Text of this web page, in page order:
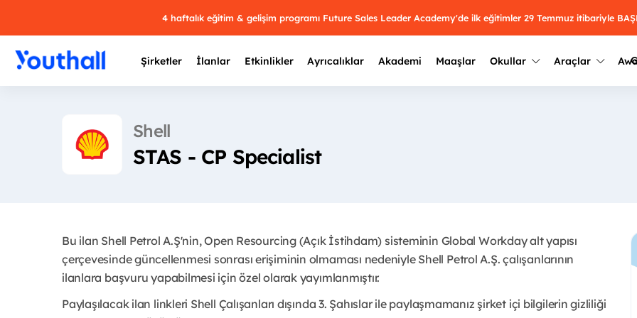
4 haftalık eğitim & gelişim programı Future Sales Leader Academy'de ilk eğitimler 29 Temmuz itibariyle
Şirketler İlanlar Etkinlikler Ayrıcalıklar Akademi Maaşlar Okullar
Farklı liseleri incele ve
yakından tanı.
Araçlar
Oy ver 2022Kazananları
Shell
STAS - CP Specialist
Bu ilan Shell Petrol A.Ş'nin, Open Resourcing (Açık İstihdam) sisteminin Global Workday alt yapısı
çerçevesinde güncellenmesi sonrası erişiminin olmaması nedeniyle Shell Petrol A.Ş. çalışanlarının
ilanlara başvuru yapabilmesi için özel olarak yayımlanmıştır.
Paylaşılacak ilan linkleri Shell Çalışanları dışında 3. Şahıslar ile paylaşmamanız şirket içi bilgilerin gizliliği